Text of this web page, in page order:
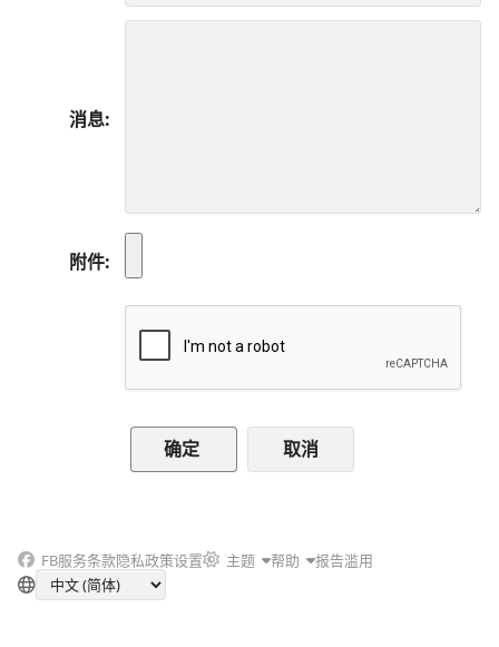
消息
附件
取消
FB服务条款隐私政策设置 主题 帮助 报告滥用